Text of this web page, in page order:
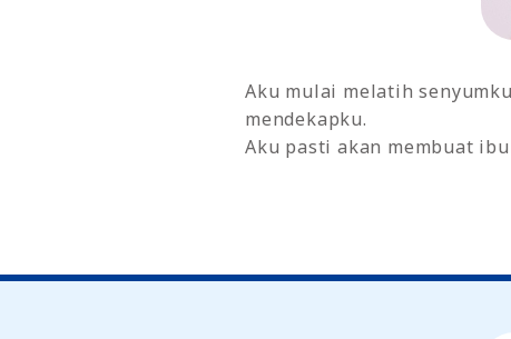
Aku mulai melatih
mendekapku.
Aku pasti akan membuat